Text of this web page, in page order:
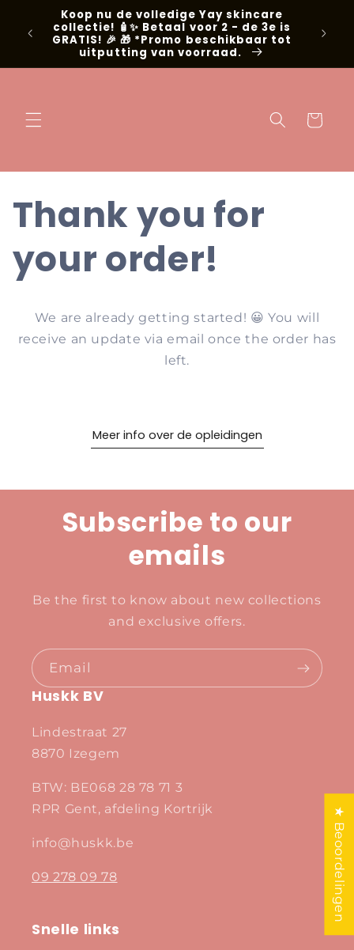
content
Koop nu de volledige Yay skincare
collectie! 🧴✨ Betaal voor 2 - de 3e is
GRATIS! 🎉 🎁 *Promo beschikbaar tot
uitputting van voorraad.
Cart
Thank you for
your order!
We are already getting started! 😀 You will
receive an update via email once the order has
left.
Meer info over de opleidingen
Subscribe to our
emails
Be the first to know about new collections
and exclusive offers.
Email
Huskk BV
Lindestraat 27
8870 Izegem
BTW: BE068 28 78 71 3
RPR Gent, afdeling Kortrijk
info@huskk.be
09 278 09 78
Snelle links
★ Beoordelingen